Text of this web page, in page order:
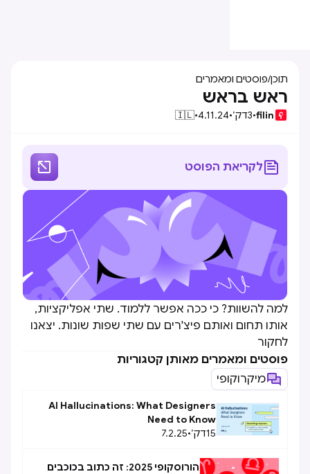
תוכן/פוסטים ומאמרים
ראש בראש
filin
•
3דק׳•
4.11.24
•
🇮🇱
לקריאת הפוסט 
למה להשוות? כי ככה אפשר ללמוד. שתי אפליקציות,
אותו תחום ואותם פיצ'רים עם שתי שפות שונות. יצאנו
לחקור
פוסטים ומאמרים מאותן קטגוריות
מיקרוקופי
AI Hallucinations: What Designers
Need to Know
15דק׳•
7.2.25
הורוסקופי 2025: זה כתוב בכוכבים